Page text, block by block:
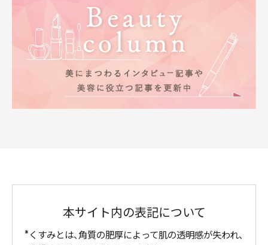
本サイト内の表記について
くすみとは、角質の肥厚によって肌の透明感が失われ、